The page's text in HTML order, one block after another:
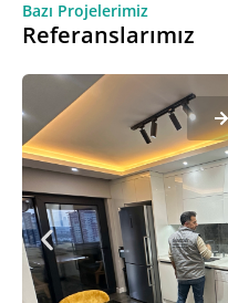
Bazı Projelerimiz
Referanslarımız